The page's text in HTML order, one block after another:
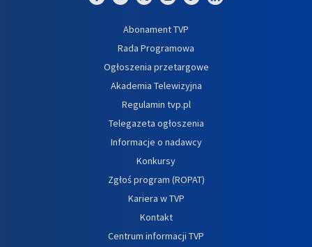
Abonament TVP
Rada Programowa
Ogłoszenia przetargowe
Akademia Telewizyjna
Regulamin tvp.pl
Telegazeta ogłoszenia
Informacje o nadawcy
Konkursy
Zgłoś program (ROPAT)
Kariera w TVP
Kontakt
Centrum informacji TVP